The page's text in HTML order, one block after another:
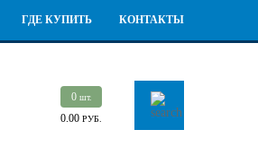
ГДЕ КУПИТЬ КОНТАКТЫ
0 шт.
0.00РУБ.